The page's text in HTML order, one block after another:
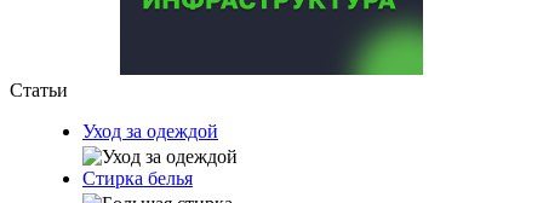
Статьи
Уход за одеждой
Стирка белья